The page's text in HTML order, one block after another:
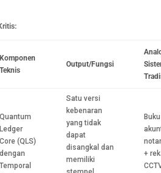
Komponen
Teknis
Output/Fungsi
Quantum
Ledger
Core (QLS)
dengan
Temporal
Satu versi
kebenaran
yang tidak
dapat
disangkal dan
memiliki
+